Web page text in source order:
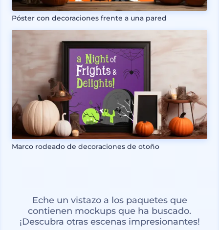
Póster con decoraciones frente a una pared
Marco rodeado de decoraciones de otoño
Eche un vistazo a los paquetes que
contienen mockups que ha buscado.
¡Descubra otras escenas impresionantes!